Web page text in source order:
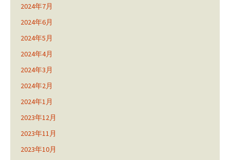
2024年7月
2024年6月
2024年5月
2024年4月
2024年3月
2024年2月
2024年1月
2023年12月
2023年11月
2023年10月